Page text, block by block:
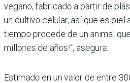
vegano, fabricado a partir de
un cultivo celular, así que es piel
tiempo procede de un animal
millones de años!”, asegura.
Estimado en un valor de entre